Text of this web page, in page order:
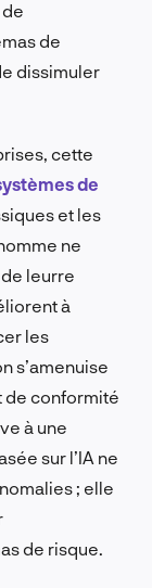
de
dissimuler
cette
de
et les
ne
leurre
à
les
s’amenuise
de conformité
à une
sur l’IA ne
; elle
de risque.